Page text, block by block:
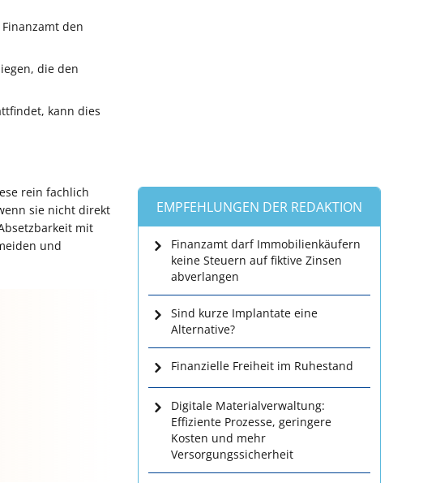
den
die den
kann dies
rein fachlich
sie nicht direkt
mit
und
EMPFEHLUNGEN DER REDAKTION
Finanzamt darf Immobilienkäufern
keine Steuern auf fiktive Zinsen
abverlangen
Sind kurze Implantate eine
Alternative?
Finanzielle Freiheit im Ruhestand
Digitale Materialverwaltung:
Effiziente Prozesse, geringere
Kosten und mehr
Versorgungssicherheit